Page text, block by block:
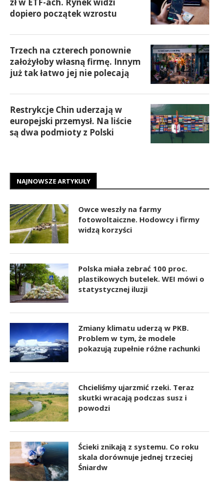
dopiero początek wzrostu
Trzech na czterech ponownie
założyłoby własną firmę. Innym
już tak łatwo jej nie polecają
Restrykcje Chin uderzają w
europejski przemysł. Na liście
są dwa podmioty z Polski
NAJNOWSZE ARTYKUŁY
Owce weszły na farmy
fotowoltaiczne. Hodowcy i firmy
widzą korzyści
Polska miała zebrać 100 proc.
plastikowych butelek. WEI mówi o
statystycznej iluzji
Zmiany klimatu uderzą w PKB.
Problem w tym, że modele
pokazują zupełnie różne rachunki
Chcieliśmy ujarzmić rzeki. Teraz
skutki wracają podczas susz i
powodzi
Ścieki znikają z systemu. Co roku
skala dorównuje jednej trzeciej
Śniardw